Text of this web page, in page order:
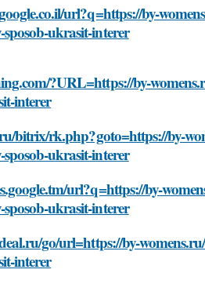
url?q=https://by-
ukrasit-interer
?URL=https://by-
interer
bitrix/rk.php?goto=https://by-
ukrasit-interer
url?q=https://by-
ukrasit-interer
go/url=https://by-
interer